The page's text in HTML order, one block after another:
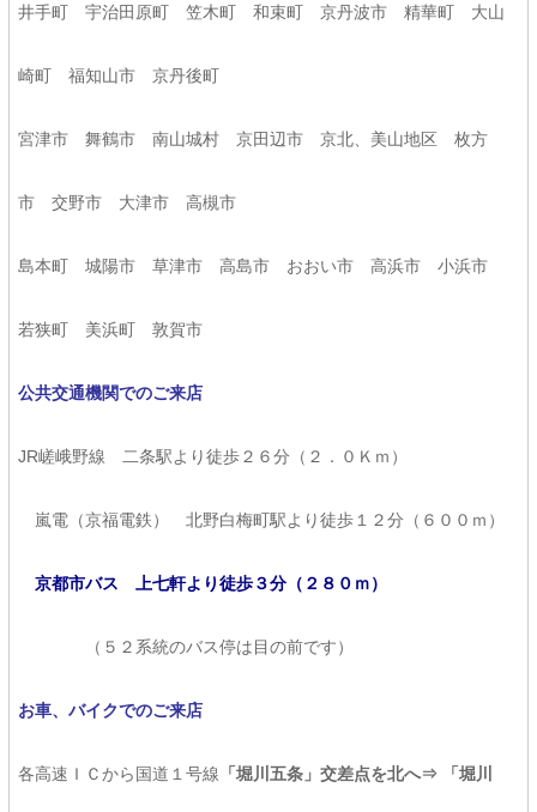
井手町 宇治田原町 笠木町 和束町 京丹波市 精華町 大山
崎町 福知山市 京丹後町
宮津市 舞鶴市 南山城村 京田辺市 京北、美山地区 枚方
市 交野市 大津市 高槻市
島本町 城陽市 草津市 高島市 おおい市 高浜市 小浜市
若狭町 美浜町 敦賀市
公共交通機関でのご来店
JR嵯峨野線 二条駅より徒歩２６分（２．０Ｋｍ）
嵐電（京福電鉄） 北野白梅町駅より徒歩１２分（６００ｍ）
京都市バス 上七軒より徒歩３分（２８０ｍ）
（５２系統のバス停は目の前です）
お車、バイクでのご来店
各高速ＩＣから国道１号線 「堀川五条」交差点を北へ⇒ 「堀川